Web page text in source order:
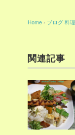
Home › ブログ料
関連記事